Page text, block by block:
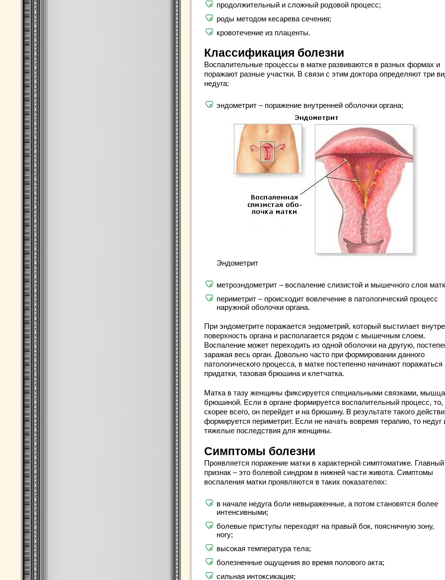
продолжительный и сложный родовой процесс;
роды методом кесарева сечения;
кровотечение из плаценты.
Классификация болезни
Воспалительные процессы в матке развиваются в разных формах и
поражают разные участки. В связи с этим доктора определяют три
недуга:
эндометрит – поражение внутренней оболочки органа;
Эндометрит
метроэндометрит – воспаление слизистой и мышечного слоя
периметрит – происходит вовлечение в патологический процесс
наружной оболочки органа.
При эндометрите поражается эндометрий, который выстилает
поверхность органа и располагается рядом с мышечным слоем.
Воспаление может переходить из одной оболочки на другую,
заражая весь орган. Довольно часто при формировании данного
патологического процесса, в матке постепенно начинают поражаться
придатки, тазовая брюшина и клетчатка.
Матка в тазу женщины фиксируется специальными связками,
брюшиной. Если в органе формируется воспалительный процесс, то,
скорее всего, он перейдет и на брюшину. В результате такого
формируется периметрит. Если не начать вовремя терапию, то недуг
тяжелые последствия для женщины.
Симптомы болезни
Проявляется поражение матки в характерной симптоматике. Главный
признак – это болевой синдром в нижней части живота. Симптомы
воспаления матки проявляются в таких показателях:
в начале недуга боли невыраженные, а потом становятся более
интенсивными;
болевые приступы переходят на правый бок, поясничную зону,
ногу;
высокая температура тела;
болезненные ощущения во время полового акта;
сильная интоксикация;